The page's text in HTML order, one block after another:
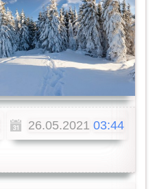
26.05.2021 03:44